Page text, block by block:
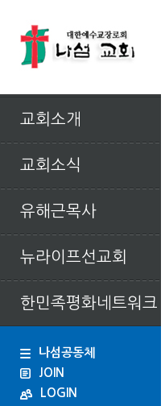
교회소개
교회소식
유해근목사
뉴라이프선교회
한민족평화네트워크
나섬공동체
JOIN
LOGIN